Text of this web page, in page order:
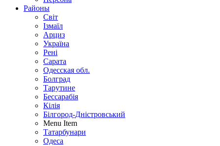
Районы
Світ
Ізмаїл
Арциз
Україна
Рені
Сарата
Одесская обл.
Болград
Тарутине
Бессарабія
Кілія
Білгород-Дністровський
Menu Item
Татарбунари
Одеса